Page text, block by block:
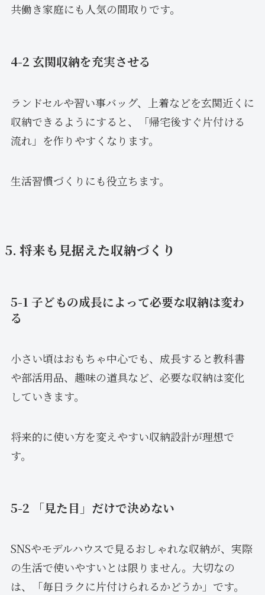
共働き家庭にも人気の間取りです。
4-2 玄関収納を充実させる
ランドセルや習い事バッグ、上着などを玄関近くに
収納できるようにすると、「帰宅後すぐ片付ける
流れ」を作りやすくなります。
生活習慣づくりにも役立ちます。
5. 将来も見据えた収納づくり
5-1 子どもの成長によって必要な収納は変わ
る
小さい頃はおもちゃ中心でも、成長すると教科書
や部活用品、趣味の道具など、必要な収納は変化
していきます。
将来的に使い方を変えやすい収納設計が理想で
す。
5-2 「見た目」だけで決めない
SNSやモデルハウスで見るおしゃれな収納が、実際
の生活で使いやすいとは限りません。大切なの
は、「毎日ラクに片付けられるかどうか」です。